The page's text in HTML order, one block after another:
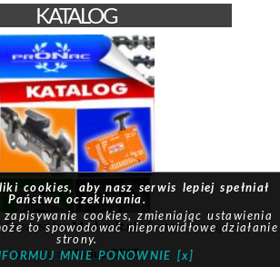
KATALOG
Created by:Modus-it.pl| System pracuje w
oparciu oModus QBIZ
cookies, aby nasz serwis lepiej spełniał
Państwa oczekiwania.
cookies, zmieniając ustawienia
to spowodować nieprawidłowe działanie
strony.
MNIE PONOWNIE [x]